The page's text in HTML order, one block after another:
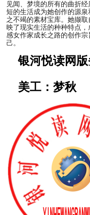
见闻、梦境的所有的曲折
短的生活成为她创作的源
之不竭的素材宝库。她撷
映了现实生活的种种特点
感女作家成长之路的创作
己。
银河悦读网版
美工：梦秋